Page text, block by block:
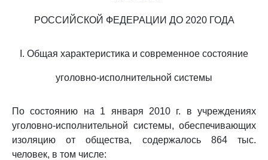
РОССИЙСКОЙ ФЕДЕРАЦИИ ДО 2020 ГОДА
I. Общая характеристика и современное состояние
уголовно-исполнительной системы
По состоянию на 1 января 2010 г. в учреждениях
уголовно-исполнительной системы, обеспечивающих
изоляцию от общества, содержалось 864 тыс.
человек, в том числе: